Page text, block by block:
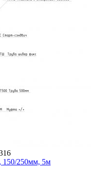
150/250мм, 5м